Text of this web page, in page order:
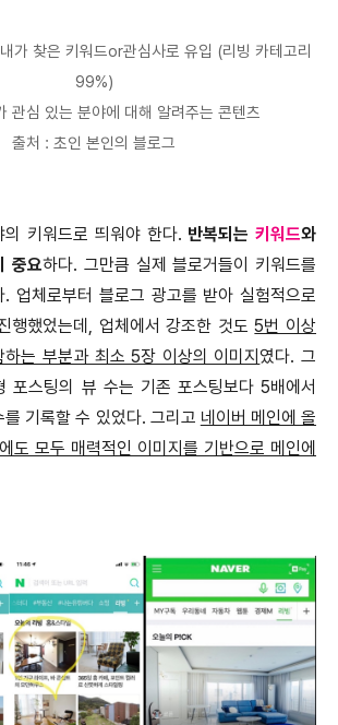
가 찾은 키워드or관심사로 유입 (리빙 카테고리
99%)
관심 있는 분야에 대해 알려주는 콘텐츠
출처 : 초인 본인의 블로그
키워드로 띄워야 한다. 반복되는키워드와
중요하다. 그만큼 실제 블로거들이 키워드를
. 업체로부터 블로그 광고를 받아 실험적으로
행했었는데, 업체에서 강조한 것도5번 이상
는 부분과 최소 5장 이상의 이미지 였다. 그
포스팅의 뷰 수는 기존 포스팅보다 5배에서
기록할 수 있었다. 그리고 네이버 메인에 올
도 모두 매력적인 이미지를 기반으로 메인에